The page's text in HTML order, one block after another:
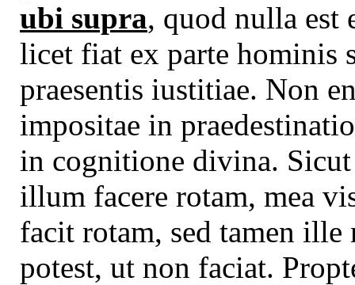
ubi supra, quod nulla est
licet fiat ex parte hominis
praesentis iustitiae. Non
impositae in
in cognitione divina.
illum facere rotam, mea
facit rotam, sed tamen ille
potest, ut non faciat.